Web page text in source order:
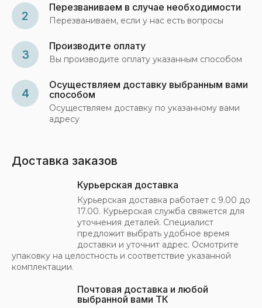
2
Перезваниваем в случае необходимости
Перезваниваем, если у нас есть вопросы
3
Производите оплату
Вы производите оплату указанным способом
4
Осуществляем доставку выбранным вами
способом
Осуществляем доставку по указанному вами
адресу
Доставка заказов
Курьерская доставка
Курьерская доставка работает с 9.00 до
17.00. Курьерская служба свяжется для
уточнения деталей. Специалист
предложит выбрать удобное время
доставки и уточнит адрес. Осмотрите
упаковку на целостность и соответствие указанной
комплектации.
Почтовая доставка и любой
выбранной вами ТК